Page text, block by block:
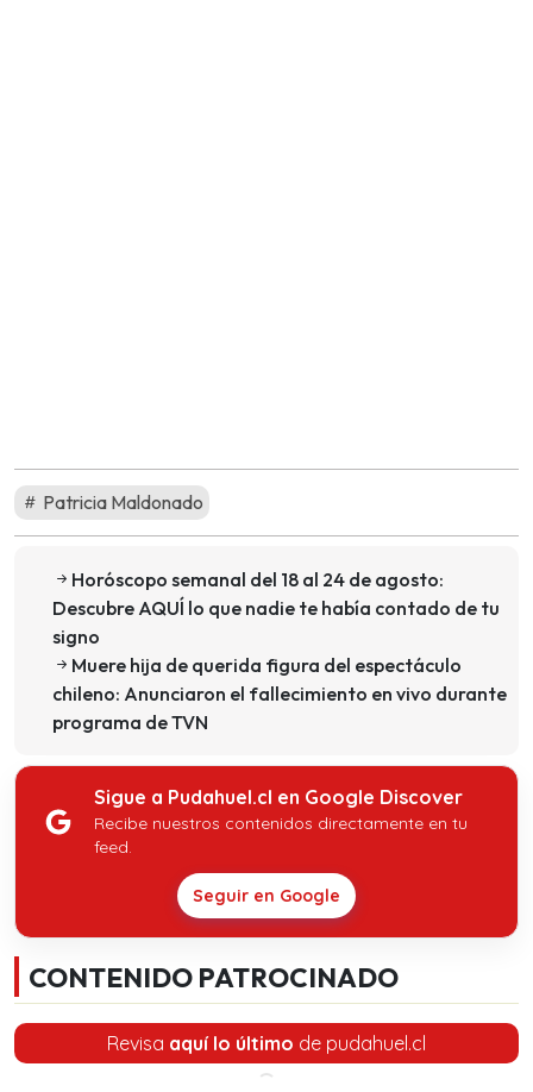
Patricia Maldonado
Horóscopo semanal del 18 al 24 de agosto:
Descubre AQUÍ lo que nadie te había contado de tu
signo
Muere hija de querida figura del espectáculo
chileno: Anunciaron el fallecimiento en vivo durante
programa de TVN
Sigue a Pudahuel.cl en Google Discover
Recibe nuestros contenidos directamente en tu
feed.
Seguir en Google
CONTENIDO PATROCINADO
Revisa aquí lo último de pudahuel.cl